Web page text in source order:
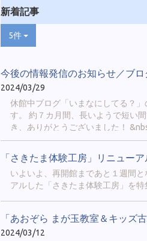
新着記事
5件
今後の情報発信のお知らせ／ブ
2024/03/29
休館中ブログ「いまなにしてる？
す。 約７カ月間、長いようで短い
き、ありがとうございました！
より情報を発信していきます。
sakitama_museum 当館の最新情報
識、イベント実施の様子などを発信
ロ」「古代人の日常」「博物館の
画も行われることがあります。 Xの
なりますが、当館のファンなら必
今後行われるイベントや展示につ
マートフォンの「LINE」まで通知
「さきたま体験工房」リニューア
いよいよ、再開館まであと１週間
アルした「さきたま体験工房」を特
2024/03/12